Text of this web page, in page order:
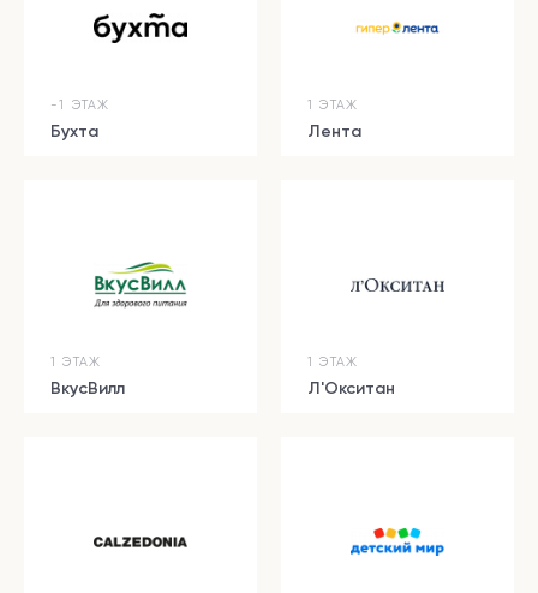
РАЗВЛЕЧЕНИЯ
-1 ЭТАЖ
Бухта
1 ЭТАЖ
Лента
1 ЭТАЖ
ВкусВилл
1 ЭТАЖ
Л'Окситан